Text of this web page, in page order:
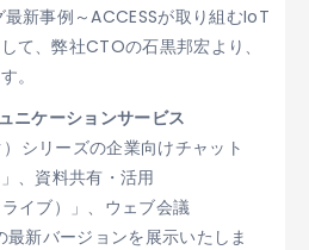
新事例～ACCESSが取り組むIoT
て、弊社CTOの石黒邦宏より、
。
ニケーションサービス
）シリーズの企業向けチャット
、資料共有・活用
ライブ）」、ウェブ会議
最新バージョンを展示いたしま